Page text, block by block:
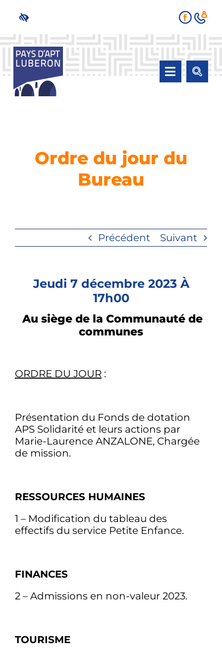
Ordre du jour du
Bureau
Précédent Suivant
Jeudi 7 décembre 2023 À
17h00
Au siège de la Communauté de
communes
ORDRE DU JOUR:
Présentation du Fonds de dotation
APS Solidarité et leurs actions par
Marie-Laurence ANZALONE, Chargée
de mission.
RESSOURCES HUMAINES
1 – Modification du tableau des
effectifs du service Petite Enfance.
FINANCES
2 – Admissions en non-valeur 2023.
TOURISME